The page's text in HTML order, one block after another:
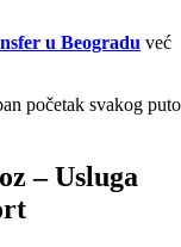
u Beogradu već
– Usluga